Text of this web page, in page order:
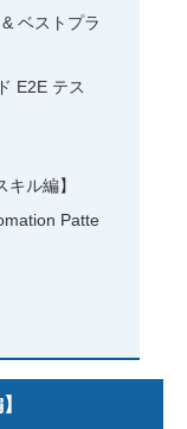
ベストプラ
E2E テス
ル編】
Patte